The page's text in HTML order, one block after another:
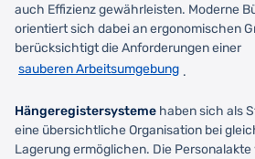
auch Effizienz gewährleisten. Moderne
orientiert sich dabei an ergonomischen
berücksichtigt die Anforderungen einer
sauberen Arbeitsumgebung .
Hängeregistersysteme haben sich als
eine übersichtliche Organisation bei
Lagerung ermöglichen. Die